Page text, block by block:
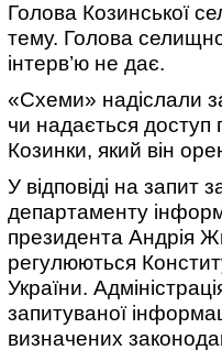
Голова Козинської
тему. Голова
інтерв’ю не дає.
«Схеми» надіслали
чи надається доступ
Козинки, який він
У відповіді на запит
департаменту
президента Андрія
регулюються
України.
запитуваної
визначених